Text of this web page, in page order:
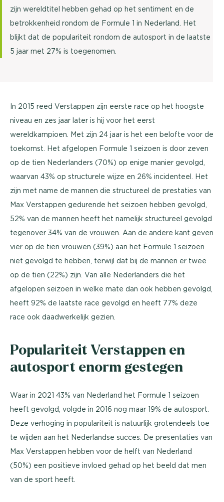
zijn wereldtitel hebben gehad op het sentiment en de
betrokkenheid rondom de Formule 1 in Nederland. Het
blijkt dat de populariteit rondom de autosport in de laatste
5 jaar met 27% is toegenomen.
In 2015 reed Verstappen zijn eerste race op het hoogste
niveau en zes jaar later is hij voor het eerst
wereldkampioen. Met zijn 24 jaar is het een belofte voor de
toekomst. Het afgelopen Formule 1 seizoen is door zeven
op de tien Nederlanders (70%) op enige manier gevolgd,
waarvan 43% op structurele wijze en 26% incidenteel. Het
zijn met name de mannen die structureel de prestaties van
Max Verstappen gedurende het seizoen hebben gevolgd,
52% van de mannen heeft het namelijk structureel gevolgd
tegenover 34% van de vrouwen. Aan de andere kant geven
vier op de tien vrouwen (39%) aan het Formule 1 seizoen
niet gevolgd te hebben, terwijl dat bij de mannen er twee
op de tien (22%) zijn. Van alle Nederlanders die het
afgelopen seizoen in welke mate dan ook hebben gevolgd,
heeft 92% de laatste race gevolgd en heeft 77% deze
race ook daadwerkelijk gezien.
Populariteit Verstappen en
autosport enorm gestegen
Waar in 2021 43% van Nederland het Formule 1 seizoen
heeft gevolgd, volgde in 2016 nog maar 19% de autosport.
Deze verhoging in populariteit is natuurlijk grotendeels toe
te wijden aan het Nederlandse succes. De presentaties van
Max Verstappen hebben voor de helft van Nederland
(50%) een positieve invloed gehad op het beeld dat men
van de sport heeft.